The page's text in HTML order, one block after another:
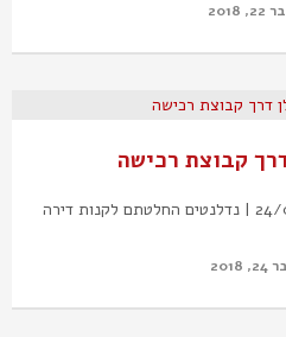
קבוצת רכישה